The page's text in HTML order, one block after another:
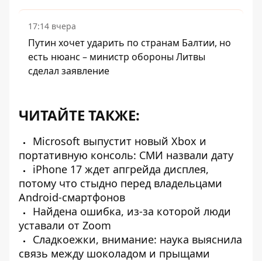
17:14 вчера
Путин хочет ударить по странам Балтии, но
есть нюанс – министр обороны Литвы
сделал заявление
ЧИТАЙТЕ ТАКЖЕ:
Microsoft выпустит новый Xbox и
портативную консоль: СМИ назвали дату
iPhone 17 ждет апгрейда дисплея,
потому что стыдно перед владельцами
Android-смартфонов
Найдена ошибка, из-за которой люди
уставали от Zoom
Сладкоежки, внимание: наука выяснила
связь между шоколадом и прыщами